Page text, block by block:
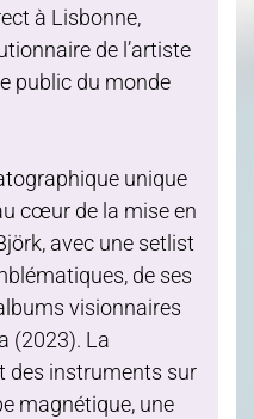
à Lisbonne,
de l’artiste
public du monde
unique
cœur de la mise en
avec une setlist
de ses
visionnaires
(2023). La
des instruments sur
magnétique, une